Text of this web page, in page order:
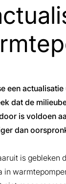
een
dat de
is voldoen
dan
is gebleken